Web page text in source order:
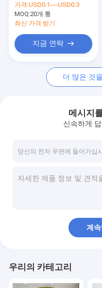
금속은 디스크를 잘랐습
디스크 선명화 휠을 줄이
디스크를 줄이는 수지
산화알루미늄 소동 디스
우수 균형
가격:USD0.1----USD0.3
MOQ:20개 통
최신 가격 받기
지금 연락
더 많은 것
메시지
신속하게
계
우리의 카테고리